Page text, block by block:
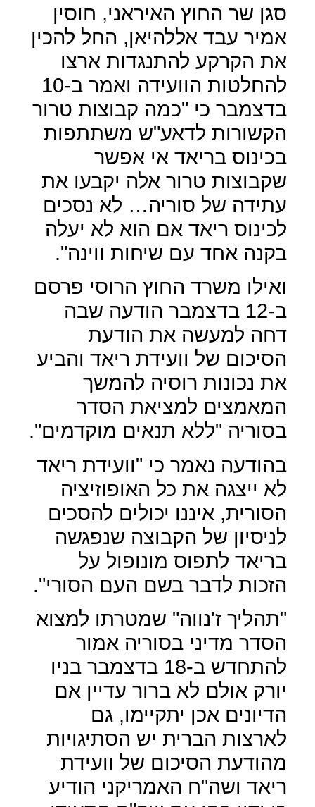
סגן שר החוץ האיראני, חוסין
אמיר עבד אללהיאן, החל להכין
את הקרקע להתנגדות ארצו
להחלטות הוועידה ואמר ב-10
בדצמבר כי "כמה קבוצות טרור
הקשורות לדאע"ש משתתפות
בכינוס בריאד אי אפשר
שקבוצות טרור אלה יקבעו את
עתידה של סוריה… לא נסכים
לכינוס ריאד אם הוא לא יעלה
בקנה אחד עם שיחות ווינה".
ואילו משרד החוץ הרוסי פרסם
ב-12 בדצמבר הודעה שבה
דחה למעשה את הודעת
הסיכום של וועידת ריאד והביע
את נכונות רוסיה להמשך
המאמצים למציאת הסדר
בסוריה "ללא תנאים מוקדמים".
בהודעה נאמר כי "וועידת ריאד
לא ייצגה את כל האופוזיציה
הסורית, איננו יכולים להסכים
לניסיון של הקבוצה שנפגשה
בריאד לתפוס מונופול על
הזכות לדבר בשם העם הסורי".
"תהליך ז'נווה" שמטרתו למצוא
הסדר מדיני בסוריה אמור
להתחדש ב-18 בדצמבר בניו
יורק אולם לא ברור עדיין אם
הדיונים אכן יתקיימו, גם
לארצות הברית יש הסתיגויות
מהודעת הסיכום של וועידת
ריאד ושה"ח האמריקני הודיע